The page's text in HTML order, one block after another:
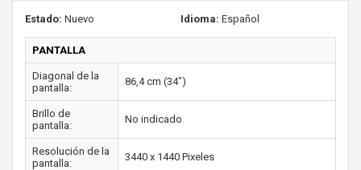
Estado: Nuevo Idioma: Español
PANTALLA
Diagonal de la
pantalla:
86,4 cm (34")
Brillo de
pantalla:
No indicado
Resolución de la
pantalla:
3440 x 1440 Pixeles